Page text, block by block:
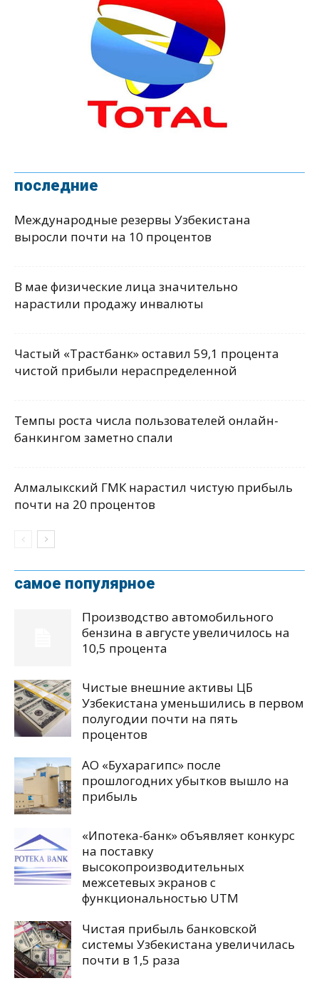
последние
Международные резервы Узбекистана
выросли почти на 10 процентов
В мае физические лица значительно
нарастили продажу инвалюты
Частый «Трастбанк» оставил 59,1 процента
чистой прибыли нераспределенной
Темпы роста числа пользователей онлайн-
банкингом заметно спали
Алмалыкский ГМК нарастил чистую прибыль
почти на 20 процентов
самое популярное
Производство автомобильного
бензина в августе увеличилось на
10,5 процента
Чистые внешние активы ЦБ
Узбекистана уменьшились в первом
полугодии почти на пять
процентов
АО «Бухарагипс» после
прошлогодних убытков вышло на
прибыль
«Ипотека-банк» объявляет конкурс
на поставку
высокопроизводительных
межсетевых экранов с
функциональностью UTM
Чистая прибыль банковской
системы Узбекистана увеличилась
почти в 1,5 раза